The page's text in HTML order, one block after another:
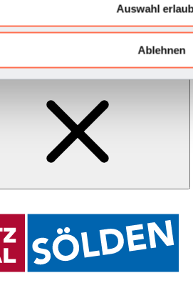
Auswahl
Ablehnen